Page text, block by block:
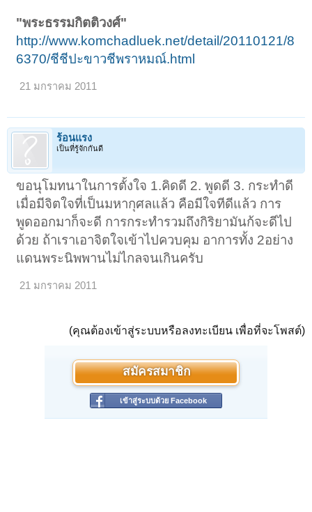
"พระธรรมกิตติวงศ์"
http://www.komchadluek.net/detail/20110121/8
6370/ชีชีปะขาวชีพราหมณ์.html
21 มกราคม 2011
ร้อนแรง
เป็นที่รู้จักกันดี
ขอนุโมทนาในการตั้งใจ 1.คิดดี 2. พูดดี 3. กระทำดี
เมื่อมีจิตใจที่เป็นมหากุศลแล้ว คือมีใจทีดีแล้ว การ
พูดออกมาก็จะดี การกระทำรวมถึงกิริยามันก้จะดีไป
ด้วย ถ้าเราเอาจิตใจเข้าไปควบคุม อาการทั้ง 2อย่าง
แดนพระนิพพานไม่ไกลจนเกินครับ
21 มกราคม 2011
(คุณต้องเข้าสู่ระบบหรือลงทะเบียน เพื่อที่จะโพสต์)
สมัครสมาชิก
เข้าสู่ระบบด้วย Facebook